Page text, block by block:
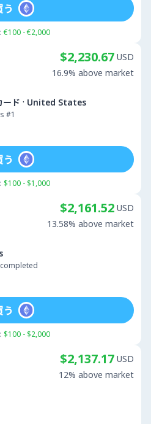
€100 - €2,000
う
ード · United States
#1
$2,230.67 USD
16.9% above market
$100 - $1,000
う
$2,161.52 USD
13.58% above market
$100 - $2,000
う
$2,137.17 USD
12% above market